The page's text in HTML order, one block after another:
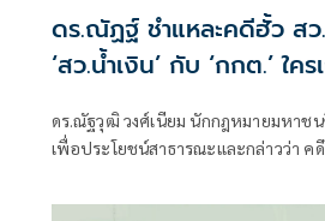
ดร.ณัฏฐ์ ชำแหละคดีฮั้ว ส
‘สว.น้ำเงิน’ กับ ‘กกต.’ ใค
ดร.ณัฐวุฒิ วงศ์เนียม นักกฎหมายมหาชน
เพื่อประโยชน์สาธารณะและกล่าวว่า คดี